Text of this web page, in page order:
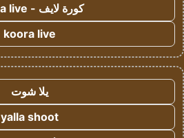
كورة لايف - koora live
koora live
يلا شوت
yalla shoot